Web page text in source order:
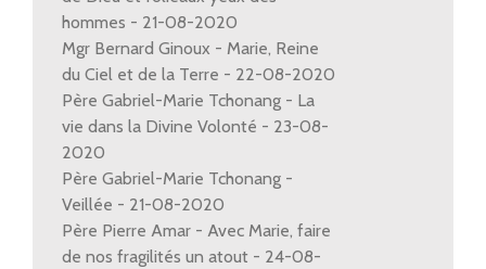
hommes - 21-08-2020
Mgr Bernard Ginoux - Marie, Reine
du Ciel et de la Terre - 22-08-2020
Père Gabriel-Marie Tchonang - La
vie dans la Divine Volonté - 23-08-
2020
Père Gabriel-Marie Tchonang -
Veillée - 21-08-2020
Père Pierre Amar - Avec Marie, faire
de nos fragilités un atout - 24-08-